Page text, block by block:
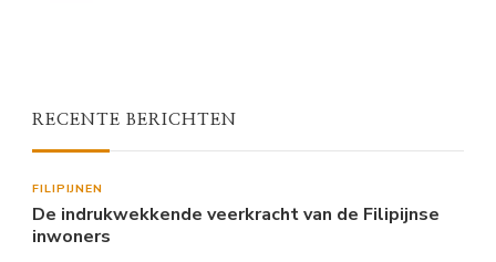
RECENTE BERICHTEN
FILIPIJNEN
De indrukwekkende veerkracht van de Filipijnse
inwoners